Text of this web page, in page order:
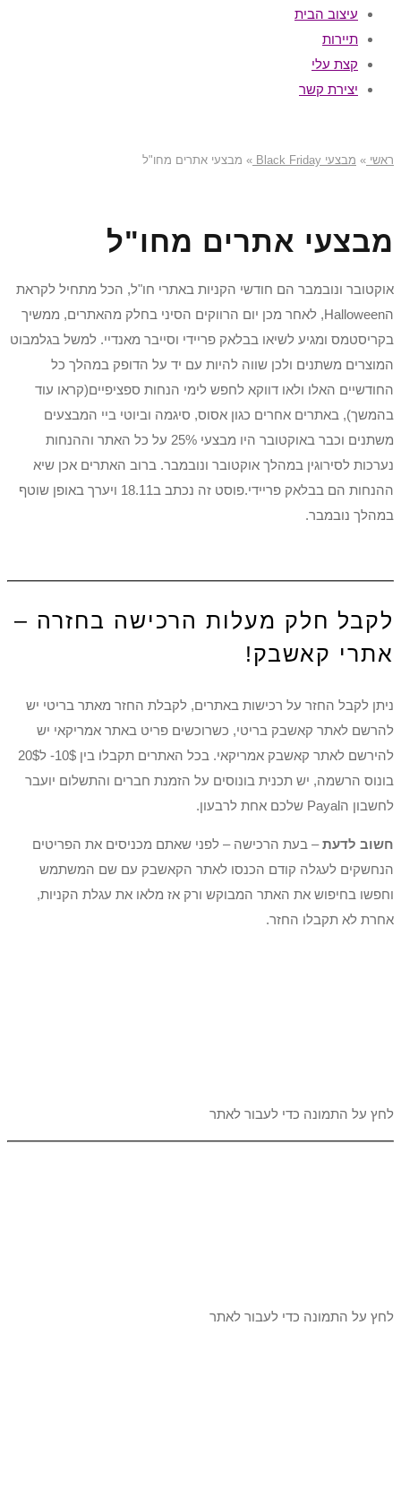
עיצוב הבית
תיירות
קצת עלי
יצירת קשר
ראשי » מבצעי Black Friday » מבצעי אתרים מחו"ל
מבצעי אתרים מחו"ל
אוקטובר ונובמבר הם חודשי הקניות באתרי חו"ל, הכל מתחיל לקראת
הHalloween, לאחר מכן יום הרווקים הסיני בחלק מהאתרים, ממשיך
בקריסטמס ומגיע לשיאו בבלאק פריידי וסייבר מאנדיי. למשל בגלמבוט
המוצרים משתנים ולכן שווה להיות עם יד על הדופק במהלך כל
החודשיים האלו ולאו דווקא לחפש לימי הנחות ספציפיים(קראו עוד
בהמשך), באתרים אחרים כגון אסוס, סיגמה וביוטי ביי המבצעים
משתנים וכבר באוקטובר היו מבצעי 25% על כל האתר וההנחות
נערכות לסירוגין במהלך אוקטובר ונובמבר. ברוב האתרים אכן שיא
ההנחות הם בבלאק פריידי.פוסט זה נכתב ב18.11 ויערך באופן שוטף
במהלך נובמבר.
לקבל חלק מעלות הרכישה בחזרה –
אתרי קאשבק!
ניתן לקבל החזר על רכישות באתרים, לקבלת החזר מאתר בריטי יש
להרשם לאתר קאשבק בריטי, כשרוכשים פריט באתר אמריקאי יש
להירשם לאתר קאשבק אמריקאי. בכל האתרים תקבלו בין 10$- ל20$
בונוס הרשמה, יש תכנית בונוסים על הזמנת חברים והתשלום יועבר
לחשבון הPayal שלכם אחת לרבעון.
חשוב לדעת– בעת הרכישה – לפני שאתם מכניסים את הפריטים
הנחשקים לעגלה קודם הכנסו לאתר הקאשבק עם שם המשתמש
וחפשו בחיפוש את האתר המבוקש ורק אז מלאו את עגלת הקניות,
אחרת לא תקבלו החזר.
לחץ על התמונה כדי לעבור לאתר
לחץ על התמונה כדי לעבור לאתר